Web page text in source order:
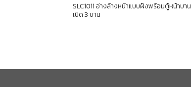
SLC1011 อ่างล้างหน้าแบบฝังพร้อมตู้หน้าบาน
เปิด 3 บาน